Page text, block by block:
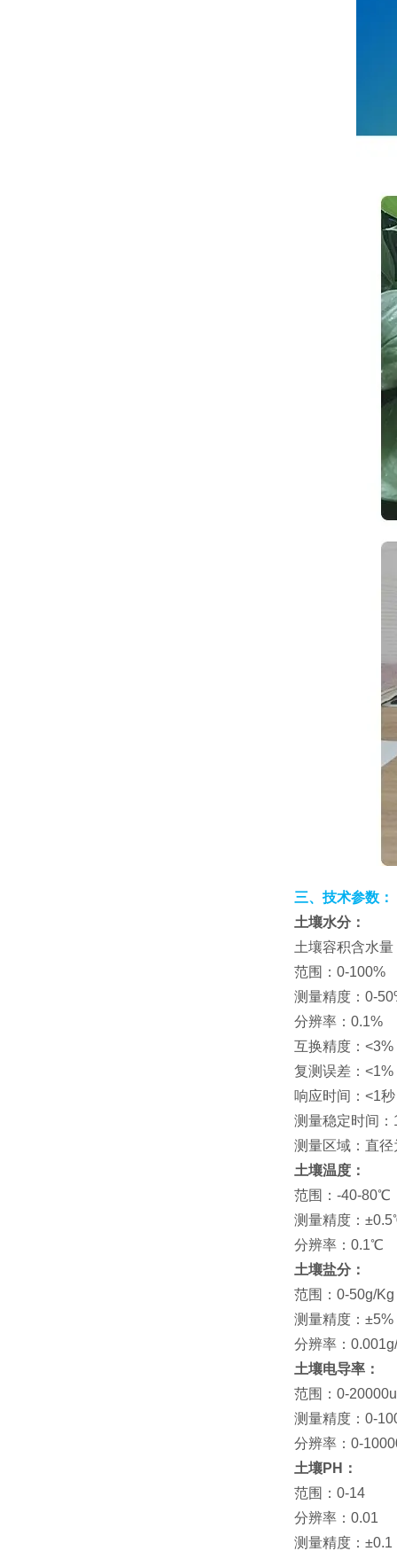
三、技术参数：
土壤水分：
土壤容积含水量
范围：0-100%
测量精度：0-
分辨率：0.1%
互换精度：<3%
复测误差：<1%
响应时间：<1秒
测量稳定时间：
测量区域：直
土壤温度：
范围：-40-80℃
测量精度：
分辨率：0.1℃
土壤盐分：
范围：0-50g/Kg
测量精度：±5%
分辨率：
土壤电导率：
范围：0-
测量精度：0-
分辨率：0-
土壤PH：
范围：0-14
分辨率：0.01
测量精度：±0.1